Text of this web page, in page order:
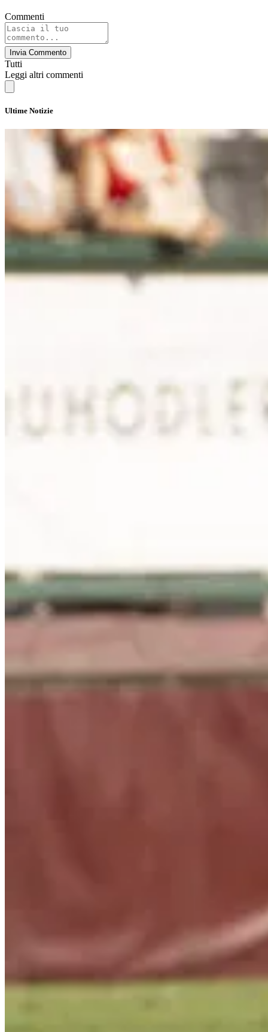
Commenti
Invia Commento
Tutti
Leggi altri commenti
Ultime Notizie